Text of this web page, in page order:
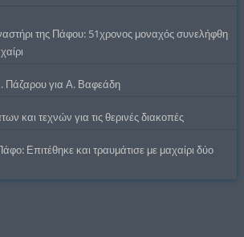
της Πάφου: 51χρονος μοναχός συνελήφθη
Πάζαρου για Α. Βαφεάδη
και τεχνών για τις θερινές διακοπές
Επιτέθηκε και τραυμάτισε με μαχαίρι δύο